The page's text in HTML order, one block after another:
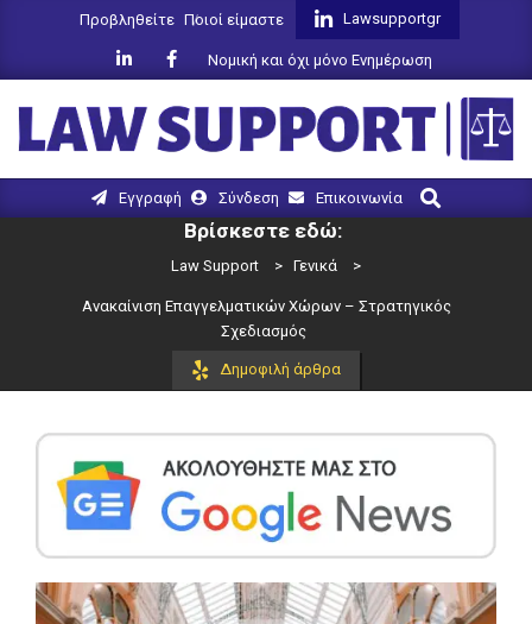
Προβληθείτε Ποιοί είμαστε Lawsupportgr
Νομική και όχι μόνο Ενημέρωση
LAW
SUPPORT
Navigation
Εγγραφή Σύνδεση Επικοινωνία
Search
Βρίσκεστε εδώ:
Law Support > Γενικά >
Ανακαίνιση Επαγγελματικών Χώρων – Στρατηγικός
Σχεδιασμός
Δημοφιλή άρθρα